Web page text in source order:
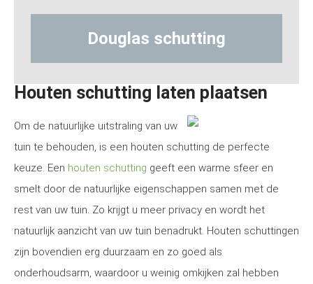
schutting Hout-
Houten schutting laten plaatsen
Om de natuurlijke uitstraling van uw
tuin te behouden, is een houten schutting de perfecte
keuze. Een houten schutting geeft een warme sfeer en
smelt door de natuurlijke eigenschappen samen met de
rest van uw tuin. Zo krijgt u meer privacy en wordt het
natuurlijk aanzicht van uw tuin benadrukt. Houten schuttingen
zijn bovendien erg duurzaam en zo goed als
onderhoudsarm, waardoor u weinig omkijken zal hebben